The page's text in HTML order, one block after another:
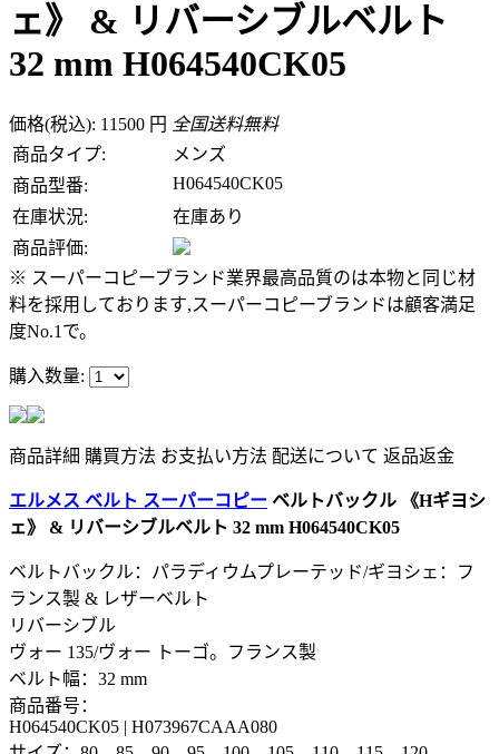
ェ》 & リバーシブルベルト
32 mm H064540CK05
価格(税込): 11500 円 全国送料無料
商品タイプ:
メンズ
商品型番:
H064540CK05
在庫状況:
在庫あり
商品評価:
※ スーパーコピーブランド業界最高品質のは本物と同じ材
料を採用しております,スーパーコピーブランドは顧客満足
度No.1で。
購入数量:
商品詳細 購買方法 お支払い方法 配送について 返品返金
エルメス ベルト スーパーコピー ベルトバックル 《Hギヨシ
ェ》 & リバーシブルベルト 32 mm H064540CK05
ベルトバックル：パラディウムプレーテッド/ギヨシェ：フ
ランス製 & レザーベルト
リバーシブル
ヴォー 135/ヴォー トーゴ。フランス製
ベルト幅：32 mm
商品番号：
H064540CK05 | H073967CAAA080